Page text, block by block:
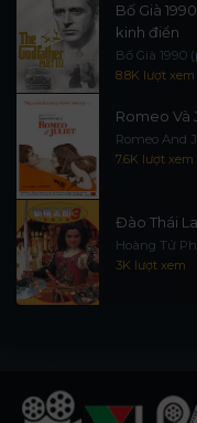
Bố Già
kinh điển
Bố Già 1990
8.8K lượt xem
Romeo Và
Romeo And
7.6K lượt xem
Đào Thái
Hoàng Tử
3K lượt xem